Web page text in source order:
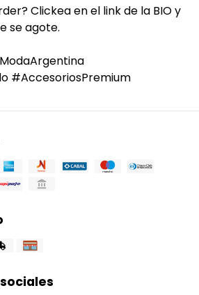
Clickea en el link de la BIO y
se agote.
#AccesoriosPremium